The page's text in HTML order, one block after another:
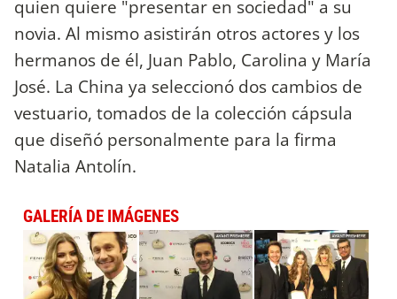
quien quiere "presentar en sociedad" a su
novia. Al mismo asistirán otros actores y los
hermanos de él, Juan Pablo, Carolina y María
José. La China ya seleccionó dos cambios de
vestuario, tomados de la colección cápsula
que diseñó personalmente para la firma
Natalia Antolín.
GALERÍA DE IMÁGENES